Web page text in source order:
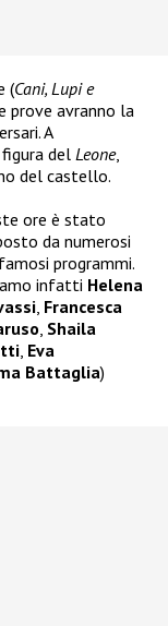
(Cani, Lupi e
prove avranno la
A
del Leone,
del castello.
ore è stato
da numerosi
programmi.
infatti Helena
Francesca
Shaila
Eva
Battaglia)